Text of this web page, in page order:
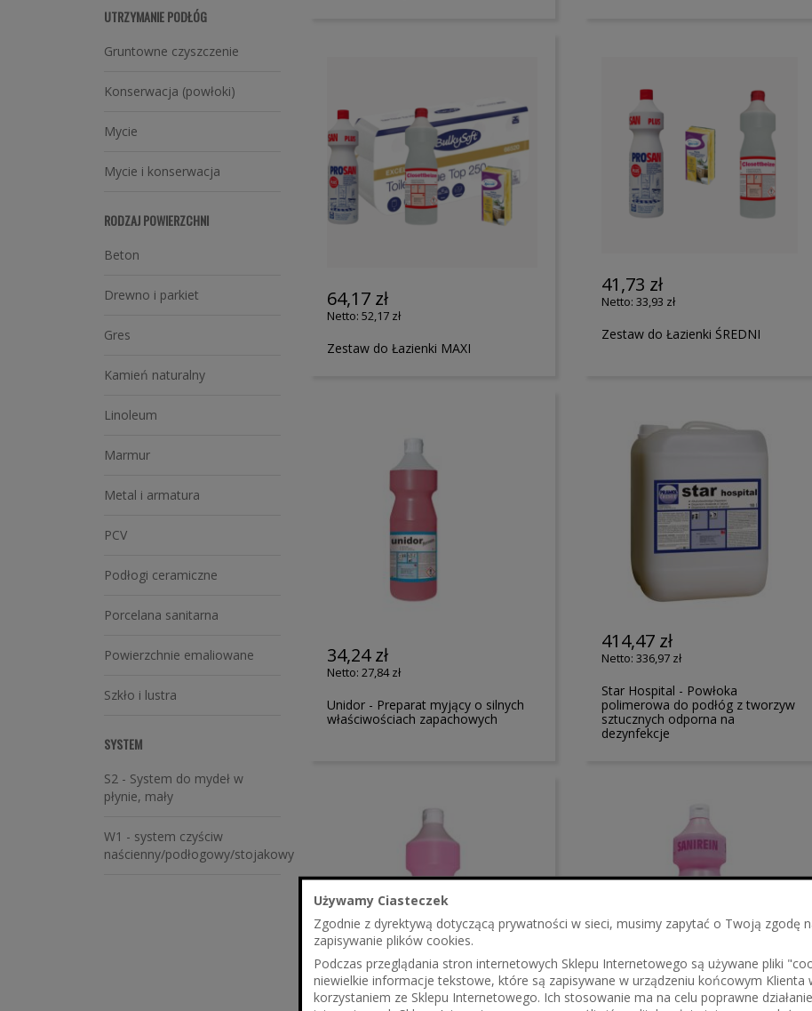
Używamy Ciasteczek
Zgodnie z dyrektywą dotyczącą prywatności w sieci, musimy zapytać o Twoją zgodę
zapisywanie plików cookies.
Podczas przeglądania stron internetowych Sklepu Internetowego są używane pliki
niewielkie informacje tekstowe, które są zapisywane w urządzeniu końcowym Klienta
korzystaniem ze Sklepu Internetowego. Ich stosowanie ma na celu poprawne
64,17 zł
52,17 zł
Zestaw do Łazienki MAXI
41,73 zł
33,93 zł
Zestaw do Łazienki ŚREDNI
34,24 zł
27,84 zł
Unidor - Preparat myjący o silnych
właściwościach zapachowych
414,47 zł
336,97 zł
Star Hospital - Powłoka
polimerowa do podłóg z tworzyw
sztucznych odporna na
dezynfekcje
UTRZYMANIE PODŁÓG
Gruntowne czyszczenie
Konserwacja (powłoki)
Mycie
Mycie i konserwacja
RODZAJ POWIERZCHNI
Beton
Drewno i parkiet
Gres
Kamień naturalny
Linoleum
Marmur
Metal i armatura
PCV
Podłogi ceramiczne
Porcelana sanitarna
Powierzchnie emaliowane
Szkło i lustra
SYSTEM
S2 - System do mydeł w
płynie, mały
W1 - system czyściw
naścienny/podłogowy/stojakowy